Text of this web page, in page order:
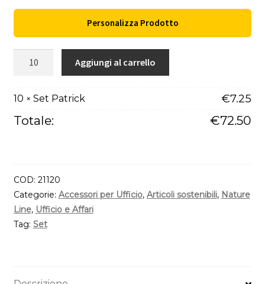
Personalizza Prodotto
Aggiungi al carrello
10 × Set Patrick €7.25
Totale: €72.50
COD: 21120
Categorie: Accessori per Ufficio, Articoli sostenibili, Nature
Line, Ufficio e Affari
Tag: Set